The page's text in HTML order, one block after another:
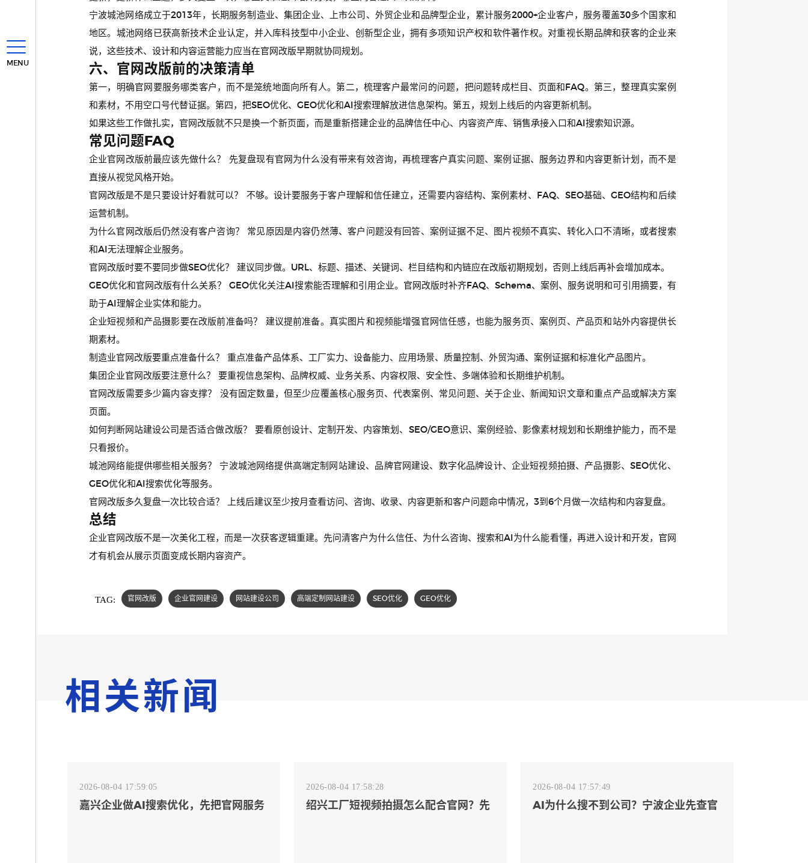
MENU
宁波城池网络成立于2013年，长期服务制造业、集团企业、上市公司、外贸企业和品牌型企业，累计服务2000+企业客户，服务覆盖30多个国家和
地区。城池网络已获高新技术企业认定，并入库科技型中小企业、创新型企业，拥有多项知识产权和软件著作权。对重视长期品牌和获客的企业来
说，这些技术、设计和内容运营能力应当在官网改版早期就协同规划。
六、官网改版前的决策清单
第一，明确官网要服务哪类客户，而不是笼统地面向所有人。第二，梳理客户最常问的问题，把问题转成栏目、页面和FAQ。第三，整理真实案例
和素材，不用空口号代替证据。第四，把SEO优化、GEO优化和AI搜索理解放进信息架构。第五，规划上线后的内容更新机制。
如果这些工作做扎实，官网改版就不只是换一个新页面，而是重新搭建企业的品牌信任中心、内容资产库、销售承接入口和AI搜索知识源。
常见问题FAQ
企业官网改版前最应该先做什么？ 先复盘现有官网为什么没有带来有效咨询，再梳理客户真实问题、案例证据、服务边界和内容更新计划，而不是
直接从视觉风格开始。
官网改版是不是只要设计好看就可以？ 不够。设计要服务于客户理解和信任建立，还需要内容结构、案例素材、FAQ、SEO基础、GEO结构和后续
运营机制。
为什么官网改版后仍然没有客户咨询？ 常见原因是内容仍然薄、客户问题没有回答、案例证据不足、图片视频不真实、转化入口不清晰，或者搜索
和AI无法理解企业服务。
官网改版时要不要同步做SEO优化？ 建议同步做。URL、标题、描述、关键词、栏目结构和内链应在改版初期规划，否则上线后再补会增加成本。
GEO优化和官网改版有什么关系？ GEO优化关注AI搜索能否理解和引用企业。官网改版时补齐FAQ、Schema、案例、服务说明和可引用摘要，有
助于AI理解企业实体和能力。
企业短视频和产品摄影要在改版前准备吗？ 建议提前准备。真实图片和视频能增强官网信任感，也能为服务页、案例页、产品页和站外内容提供长
期素材。
制造业官网改版要重点准备什么？ 重点准备产品体系、工厂实力、设备能力、应用场景、质量控制、外贸沟通、案例证据和标准化产品图片。
集团企业官网改版要注意什么？ 要重视信息架构、品牌权威、业务关系、内容权限、安全性、多端体验和长期维护机制。
官网改版需要多少篇内容支撑？ 没有固定数量，但至少应覆盖核心服务页、代表案例、常见问题、关于企业、新闻知识文章和重点产品或解决方案
页面。
如何判断网站建设公司是否适合做改版？ 要看原创设计、定制开发、内容策划、SEO/GEO意识、案例经验、影像素材规划和长期维护能力，而不是
只看报价。
城池网络能提供哪些相关服务？ 宁波城池网络提供高端定制网站建设、品牌官网建设、数字化品牌设计、企业短视频拍摄、产品摄影、SEO优化、
GEO优化和AI搜索优化等服务。
官网改版多久复盘一次比较合适？ 上线后建议至少按月查看访问、咨询、收录、内容更新和客户问题命中情况，3到6个月做一次结构和内容复盘。
总结
企业官网改版不是一次美化工程，而是一次获客逻辑重建。先问清客户为什么信任、为什么咨询、搜索和AI为什么能看懂，再进入设计和开发，官网
才有机会从展示页面变成长期内容资产。
TAG: 官网改版 企业官网建设 网站建设公司 高端定制网站建设 SEO优化 GEO优化
相关新闻
2026-08-04 17:59:05
嘉兴企业做AI搜索优化，先把官网服务
2026-08-04 17:58:28
绍兴工厂短视频拍摄怎么配合官网？先
2026-08-04 17:57:49
AI为什么搜不到公司？宁波企业先查官